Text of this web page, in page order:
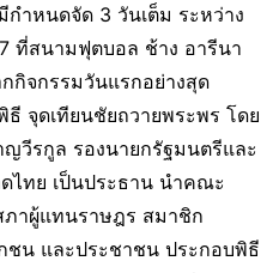
กำหนดจัด 3 วันเต็ม ระหว่าง
ที่สนามฟุตบอล ช้าง อารีนา
กิจกรรมวันแรกอย่างสุด
จุดเทียนชัยถวายพระพร โดย
วีรกูล รองนายกรัฐมนตรีและ
ไทย เป็นประธาน นำคณะ
าผู้แทนราษฎร สมาชิก
ชน และประชาชน ประกอบพิธี